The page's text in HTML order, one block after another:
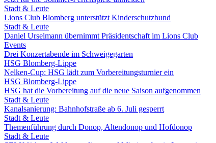
Stadt & Leute
Lions Club Blomberg unterstützt Kinderschutzbund
Stadt & Leute
Daniel Urselmann übernimmt Präsidentschaft im Lions Club
Events
Drei Konzertabende im Schweigegarten
HSG Blomberg-Lippe
Nelken-Cup: HSG lädt zum Vorbereitungsturnier ein
HSG Blomberg-Lippe
HSG hat die Vorbereitung auf die neue Saison aufgenommen
Stadt & Leute
Kanalsanierung: Bahnhofstraße ab 6. Juli gesperrt
Stadt & Leute
Themenführung durch Donop, Altendonop und Hofdonop
Stadt & Leute